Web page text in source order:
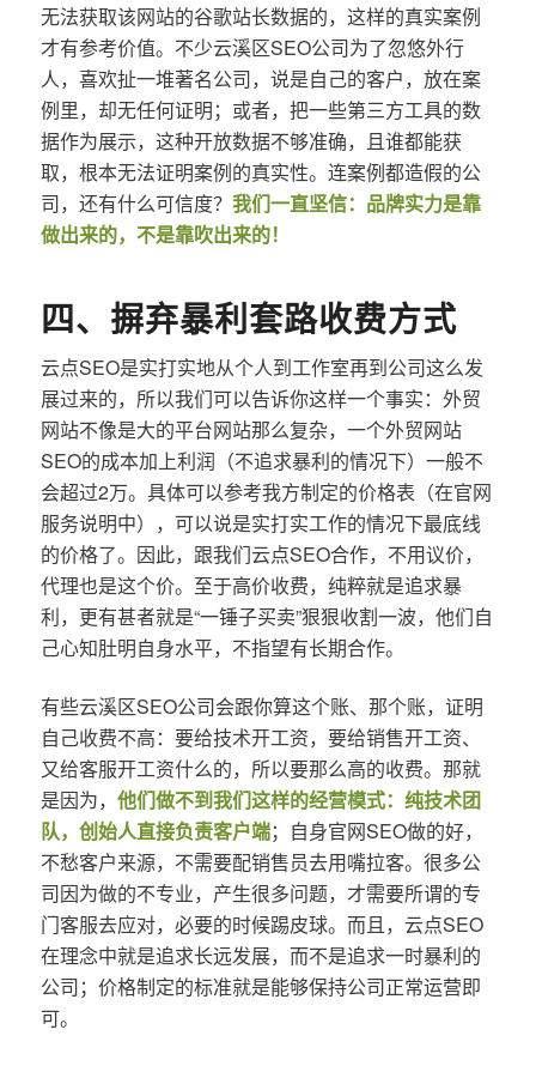
无法获取该网站的谷歌站长数据的，这样的真实案例
才有参考价值。不少云溪区SEO公司为了忽悠外行
人，喜欢扯一堆著名公司，说是自己的客户，放在案
例里，却无任何证明；或者，把一些第三方工具的数
据作为展示，这种开放数据不够准确，且谁都能获
取，根本无法证明案例的真实性。连案例都造假的公
司，还有什么可信度？ 我们一直坚信：品牌实力是靠
做出来的，不是靠吹出来的！
四、摒弃暴利套路收费方式
云点SEO是实打实地从个人到工作室再到公司这么发
展过来的，所以我们可以告诉你这样一个事实：外贸
网站不像是大的平台网站那么复杂，一个外贸网站
SEO的成本加上利润（不追求暴利的情况下）一般不
会超过2万。具体可以参考我方制定的价格表（在官网
服务说明中），可以说是实打实工作的情况下最底线
的价格了。因此，跟我们云点SEO合作，不用议价，
代理也是这个价。至于高价收费，纯粹就是追求暴
利，更有甚者就是“一锤子买卖”狠狠收割一波，他们自
己心知肚明自身水平，不指望有长期合作。
有些云溪区SEO公司会跟你算这个账、那个账，证明
自己收费不高：要给技术开工资，要给销售开工资、
又给客服开工资什么的，所以要那么高的收费。那就
是因为， 他们做不到我们这样的经营模式：纯技术团
队，创始人直接负责客户端；自身官网SEO做的好，
不愁客户来源，不需要配销售员去用嘴拉客。很多公
司因为做的不专业，产生很多问题，才需要所谓的专
门客服去应对，必要的时候踢皮球。而且，云点SEO
在理念中就是追求长远发展，而不是追求一时暴利的
公司；价格制定的标准就是能够保持公司正常运营即
可。